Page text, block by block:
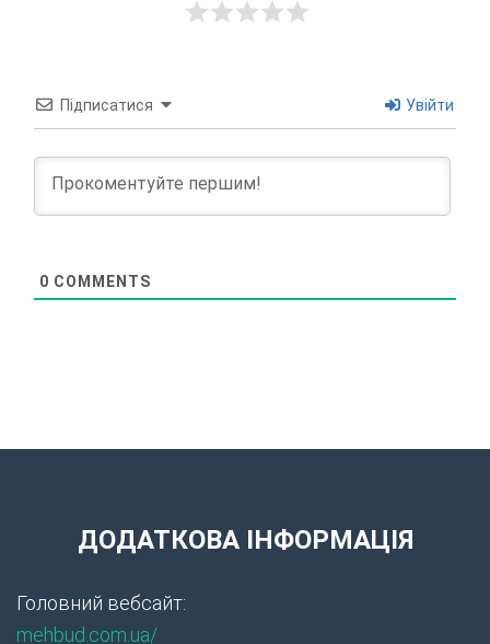
Підписатися Увійти
0 COMMENTS
ДОДАТКОВА ІНФОРМАЦІЯ
Головний вебсайт:
mehbud.com.ua/